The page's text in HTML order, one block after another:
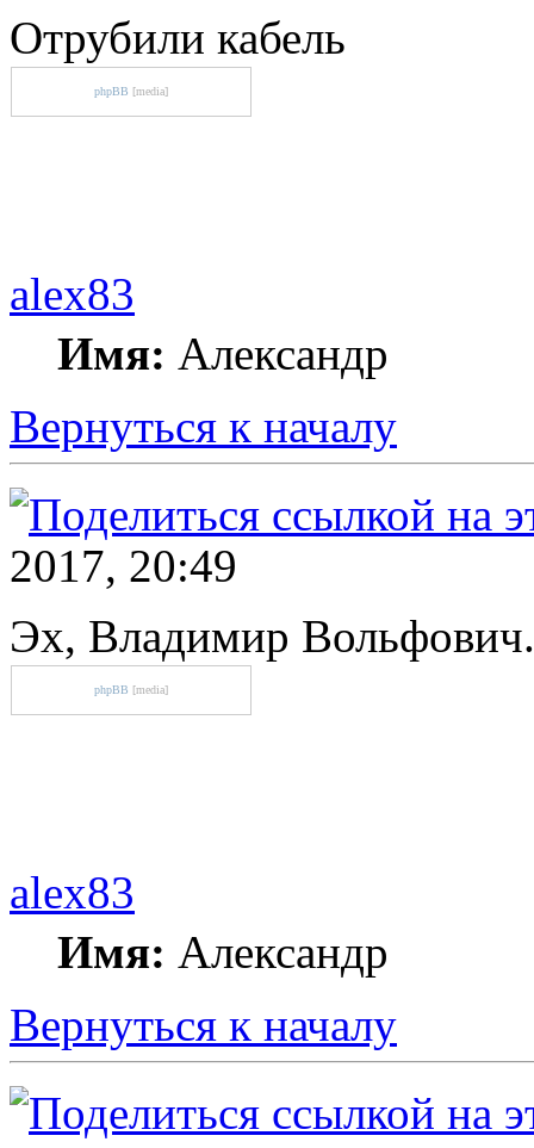
Отрубили кабель
phpBB [media]
alex83
Имя: Александр
Вернуться к началу
2017, 20:49
Эх, Владимир
phpBB [media]
alex83
Имя: Александр
Вернуться к началу